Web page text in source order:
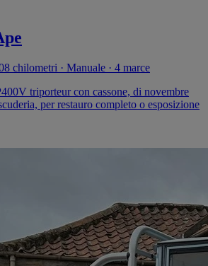
chilometri · Manuale · 4 marce
triporteur con cassone, di novembre
per restauro completo o esposizione